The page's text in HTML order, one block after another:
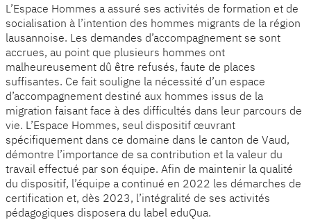
L’Espace Hommes a assuré ses activités de formation et de
socialisation à l’intention des hommes migrants de la région
lausannoise. Les demandes d’accompagnement se sont
accrues, au point que plusieurs hommes ont
malheureusement dû être refusés, faute de places
suffisantes. Ce fait souligne la nécessité d’un espace
d’accompagnement destiné aux hommes issus de la
migration faisant face à des difficultés dans leur parcours de
vie. L’Espace Hommes, seul dispositif œuvrant
spécifiquement dans ce domaine dans le canton de Vaud,
démontre l’importance de sa contribution et la valeur du
travail effectué par son équipe. Afin de maintenir la qualité
du dispositif, l’équipe a continué en 2022 les démarches de
certification et, dès 2023, l’intégralité de ses activités
pédagogiques disposera du label eduQua.